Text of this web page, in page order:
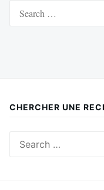
Search
CHERCHER UNE
for: